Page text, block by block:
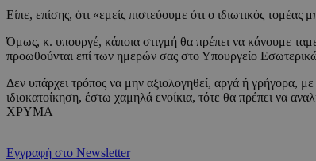
Είπε, επίσης, ότι «εμείς πιστεύουμε ότι ο ιδιωτικός
Όμως, κ. υπουργέ, κάποια στιγμή θα πρέπει να κάνουμε
προωθούνται επί των ημερών σας στο Υπουργείο
Δεν υπάρχει τρόπος να μην αξιολογηθεί, αργά ή γρήγορα, με
ιδιοκατοίκηση, έστω χαμηλά ενοίκια, τότε θα πρέπει να
ΧΡΥΜΑ
Εγγραφή στο Newsletter